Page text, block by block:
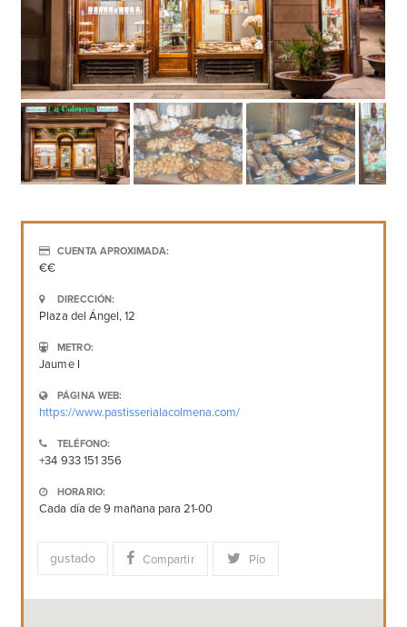
CUENTA APROXIMADA:
€€
DIRECCIÓN:
Plaza del Ángel, 12
METRO:
Jaume I
PÁGINA WEB:
https://www.pastisserialacolmena.com/
TELÉFONO:
+34 933 151 356
HORARIO:
Cada día de 9 mañana para 21-00
gustado Compartir Pío